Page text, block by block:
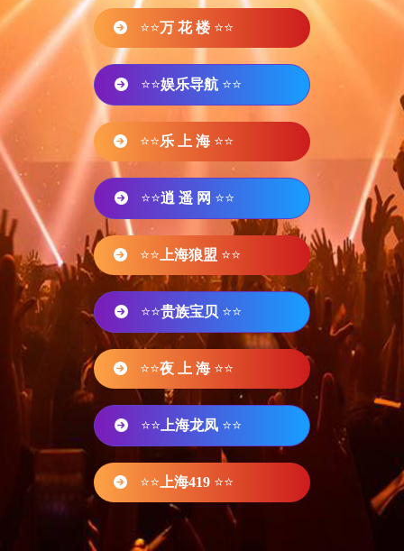
⭐⭐万 花 楼 ⭐⭐
⭐⭐娱乐导航 ⭐⭐
⭐⭐乐 上 海 ⭐⭐
⭐⭐逍 遥 网 ⭐⭐
⭐⭐ 上海狼盟 ⭐⭐
⭐⭐贵族宝贝 ⭐⭐
⭐⭐夜 上 海 ⭐⭐
⭐⭐ 上海龙凤 ⭐⭐
⭐⭐ 上海419 ⭐⭐